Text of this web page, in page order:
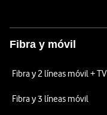
Fibra y móvil
Fibra y 2 líneas móvil + TV
Fibra y 3 líneas móvil